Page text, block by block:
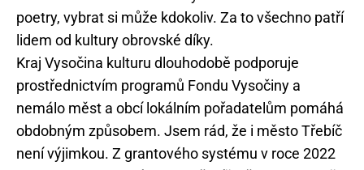
poetry, vybrat si může kdokoliv. Za to všechno patří
lidem od kultury obrovské díky.
Kraj Vysočina kulturu dlouhodobě podporuje
prostřednictvím programů Fondu Vysočiny a
nemálo měst a obcí lokálním pořadatelům pomáhá
obdobným způsobem. Jsem rád, že i město Třebíč
není výjimkou. Z grantového systému v roce 2022